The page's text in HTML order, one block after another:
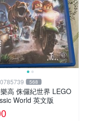
568
高 侏儸紀世界 LEGO
World 英文版